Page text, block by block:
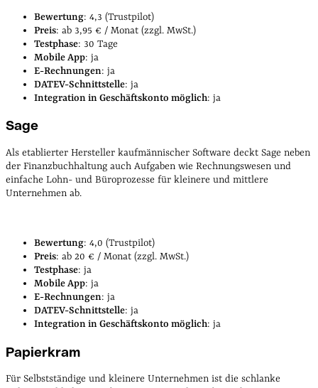
Bewertung: 4,3 (Trustpilot)
Preis: ab 3,95 € / Monat (zzgl. MwSt.)
Testphase: 30 Tage
Mobile App: ja
E-Rechnungen: ja
DATEV-Schnittstelle: ja
Integration in Geschäftskonto möglich: ja
Sage
Als etablierter Hersteller kaufmännischer Software deckt Sage neben
der Finanzbuchhaltung auch Aufgaben wie Rechnungswesen und
einfache Lohn- und Büroprozesse für kleinere und mittlere
Unternehmen ab.
Bewertung: 4,0 (Trustpilot)
Preis: ab 20 € / Monat (zzgl. MwSt.)
Testphase: ja
Mobile App: ja
E-Rechnungen: ja
DATEV-Schnittstelle: ja
Integration in Geschäftskonto möglich: ja
Papierkram
Für Selbstständige und kleinere Unternehmen ist die schlanke